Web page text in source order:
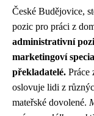
České Budějovice,
pozic pro práci z
administrativní
marketingoví
překladatelé. Práce
oslovuje lidi z
mateřské dovolené.